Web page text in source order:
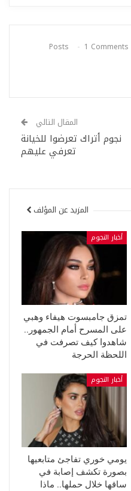
1 Comments
المقال التالي
نجوم أتراك تعرضوا للخيانة
تعرفي عليهم
المزيد عن المؤلف
أخبار النجوم
تمزق جامبسوت هيفاء وهبي
على المسرح أمام الجمهور..
شاهدوا كيف تصرفت في
اللحظة الحرجة
أخبار النجوم
يومي خوري تفاجئ متابعيها
بصورة تكشف إصابة في
ساقها خلال حملها.. ماذا